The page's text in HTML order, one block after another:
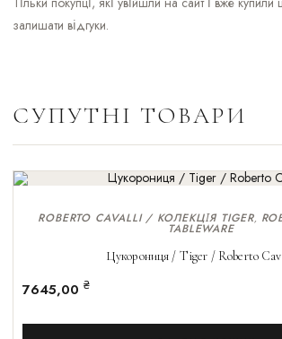
залишати відгуки.
СУПУТНІ ТОВАРИ
ROBERTO CAVALLI / КОЛЕКЦІЯ TIGER,
TABLEWARE
Цукорониця / Tiger / Roberto
7645,00 ₴